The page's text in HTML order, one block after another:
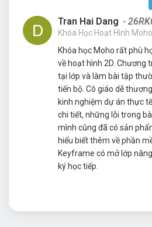
Tran Hai Dang -
Khóa Học Hoạt Hình
Khóa học Moho rất phù
về hoạt hình 2D. Chương
tại lớp và làm bài tập
tiến bộ. Cô giáo dễ
kinh nghiệm dự án thực
chi tiết, những lỗi trong
mình cũng đã có sản
hiểu biết thêm về phần
Keyframe có mở lớp
ký học tiếp.